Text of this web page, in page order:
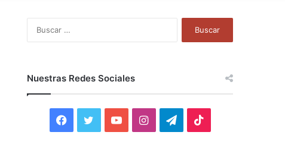
Nuestras Redes Sociales
F
Y
I
T